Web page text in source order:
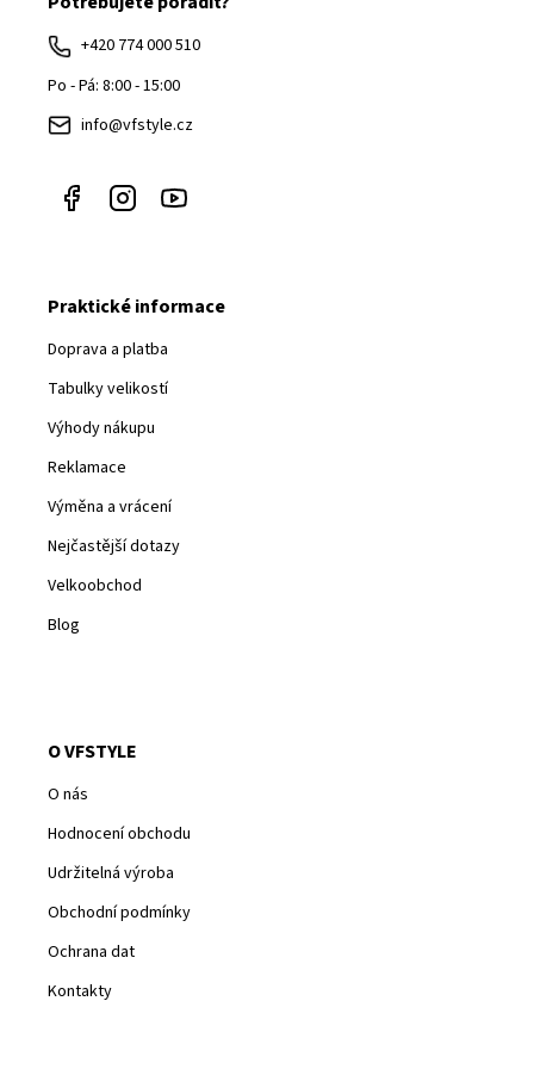
+420 774 000 510
Po - Pá: 8:00 - 15:00
info@vfstyle.cz
Praktické informace
Doprava a platba
Tabulky velikostí
Výhody nákupu
Reklamace
Výměna a vrácení
Nejčastější dotazy
Velkoobchod
Blog
O VFSTYLE
O nás
Hodnocení obchodu
Udržitelná výroba
Obchodní podmínky
Ochrana dat
Kontakty